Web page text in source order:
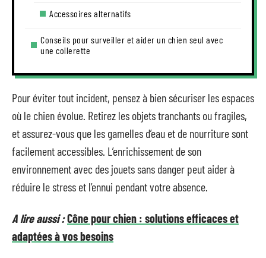
Accessoires alternatifs
Conseils pour surveiller et aider un chien seul avec
une collerette
Pour éviter tout incident, pensez à bien sécuriser les espaces
où le chien évolue. Retirez les objets tranchants ou fragiles,
et assurez-vous que les gamelles d’eau et de nourriture sont
facilement accessibles. L’enrichissement de son
environnement avec des jouets sans danger peut aider à
réduire le stress et l’ennui pendant votre absence.
A lire aussi :Cône pour chien : solutions efficaces et
adaptées à vos besoins